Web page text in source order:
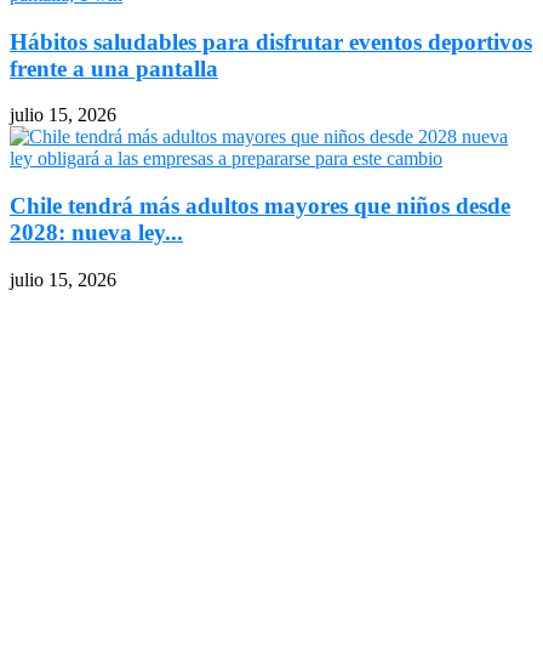
Hábitos saludables para disfrutar eventos deportivos
frente a una pantalla
julio 15, 2026
Chile tendrá más adultos mayores que niños desde
2028: nueva ley...
julio 15, 2026